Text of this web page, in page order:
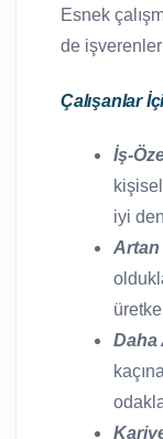
Esnek
de
Çalışanlar
İş-
iyi
Artan
Daha